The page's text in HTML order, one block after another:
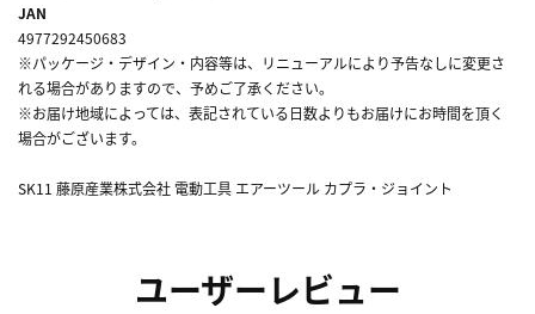
JAN
4977292450683
※パッケージ・デザイン・内容等は、リニューアルにより予告なしに変更さ
れる場合がありますので、予めご了承ください。
※お届け地域によっては、表記されている日数よりもお届けにお時間を頂く
場合がございます。
SK11 藤原産業株式会社 電動工具 エアーツール カプラ・ジョイント
ユーザーレビュー